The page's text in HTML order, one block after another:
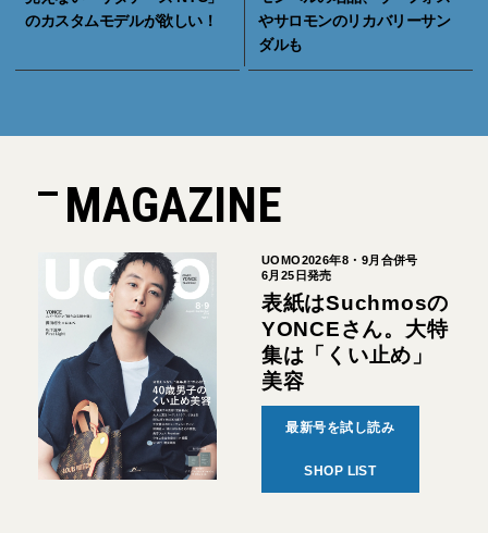
のカスタムモデルが欲しい！
やサロモンのリカバリーサン
ダルも
MAGAZINE
UOMO2026年8・9月合併号
6月25日発売
表紙はSuchmosの
YONCEさん。大特
集は「くい止め」
美容
最新号を試し読み
SHOP LIST